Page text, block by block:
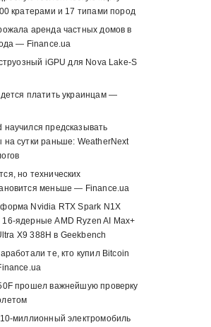
кратерами и 17 типами пород
аренда частных домов в
— Finance.ua
iGPU для Nova Lake-S
платить украинцам —
предсказывать
на сутки раньше: WeatherNext
но технических
меньше — Finance.ua
Nvidia RTX Spark N1X
ядерные AMD Ryzen AI Max+
X9 388H в Geekbench
те, кто купил Bitcoin
прошел важнейшую проверку
миллионный электромобиль